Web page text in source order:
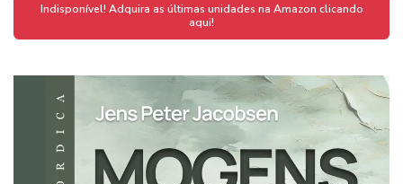
Indisponível! Adquira as últimas unidades na Amazon clicando
aqui!